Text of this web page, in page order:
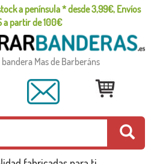
a península * desde 3,99€, Envíos
a partir de 100€
Mas de Barberáns